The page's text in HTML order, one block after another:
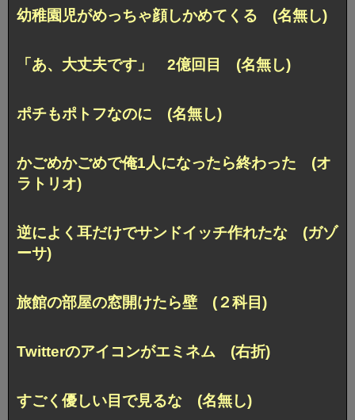
幼稚園児がめっちゃ顔しかめてくる (名無し)
「あ、大丈夫です」 2億回目 (名無し)
ポチもポトフなのに (名無し)
かごめかごめで俺1人になったら終わった (オ
ラトリオ)
逆によく耳だけでサンドイッチ作れたな (ガゾ
ーサ)
旅館の部屋の窓開けたら壁 (２科目)
Twitterのアイコンがエミネム (右折)
すごく優しい目で見るな (名無し)